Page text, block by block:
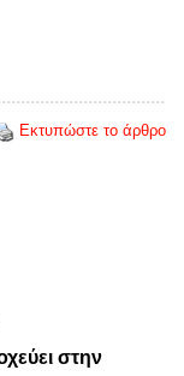
Εκτυπώστε το άρθρο
στην